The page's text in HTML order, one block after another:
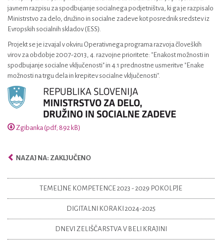
javnem razpisu za spodbujanje socialnega podjetništva, ki ga je razpisalo
Ministrstvo za delo, družino in socialne zadeve kot posrednik sredstev iz
Evropskih socialnih skladov (ESS).
Projekt se je izvajal v okviru Operativnega programa razvoja človeških
virov za obdobje 2007-2013, 4. razvojne prioritete: "Enakost možnosti in
spodbujanje socialne vključenosti" in 4.1 prednostne usmeritve "Enake
možnosti na trgu dela in krepitev socialne vključenosti".
Zgibanka (pdf; 892 kB)
NAZAJ NA: ZAKLJUČENO
TEMELJNE KOMPETENCE 2023 - 2029 POKOLPJE
DIGITALNI KORAKI 2024-2025
DNEVI ZELIŠČARSTVA V BELI KRAJINI